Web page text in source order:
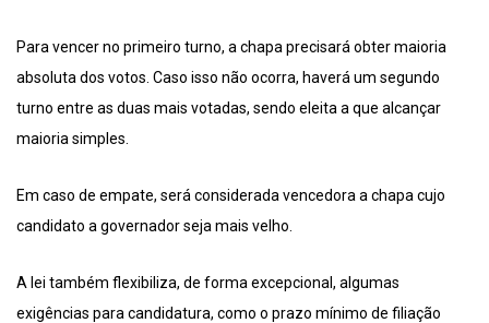
Para vencer no primeiro turno, a chapa precisará obter maioria
absoluta dos votos. Caso isso não ocorra, haverá um segundo
turno entre as duas mais votadas, sendo eleita a que alcançar
maioria simples.
Em caso de empate, será considerada vencedora a chapa cujo
candidato a governador seja mais velho.
A lei também flexibiliza, de forma excepcional, algumas
exigências para candidatura, como o prazo mínimo de filiação